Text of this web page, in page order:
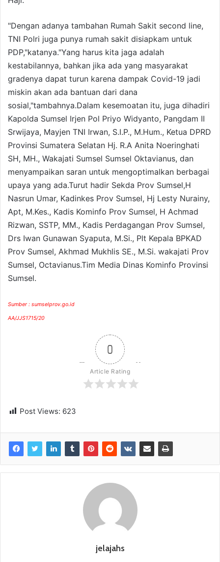
"Dengan adanya tambahan Rumah Sakit second line,
TNI Polri juga punya rumah sakit disiapkam untuk
PDP,"katanya."Yang harus kita jaga adalah
kestabilannya, bahkan jika ada yang masyarakat
gradenya dapat turun karena dampak Covid-19 jadi
miskin akan ada bantuan dari dana
sosial,"tambahnya.Dalam kesemoatan itu, juga dihadiri
Kapolda Sumsel Irjen Pol Priyo Widyanto, Pangdam II
Srwijaya, Mayjen TNI Irwan, S.I.P., M.Hum., Ketua DPRD
Provinsi Sumatera Selatan Hj. R.A Anita Noeringhati
SH, MH., Wakajati Sumsel Sumsel Oktavianus, dan
menyampaikan saran untuk mengoptimalkan berbagai
upaya yang ada.Turut hadir Sekda Prov Sumsel,H
Nasrun Umar, Kadinkes Prov Sumsel, Hj Lesty Nurainy,
Apt, M.Kes., Kadis Kominfo Prov Sumsel, H Achmad
Rizwan, SSTP, MM., Kadis Perdagangan Prov Sumsel,
Drs Iwan Gunawan Syaputa, M.Si., Plt Kepala BPKAD
Prov Sumsel, Akhmad Mukhlis SE., M.Si. wakajati Prov
Sumsel, Octavianus.Tim Media Dinas Kominfo Provinsi
Sumsel.
Sumber : sumselprov.go.id
AA/JJS1715/20
0
Article Rating
Post Views: 623
jelajahs